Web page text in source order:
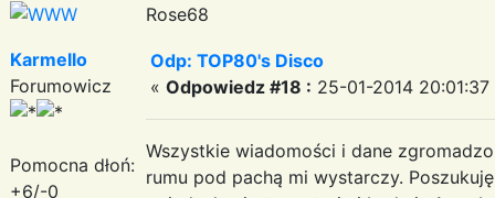
Rose68
Karmello
Forumowicz
Pomocna dłoń:
+6/-0
Odp: TOP80's Disco
« Odpowiedz #18 : 25-01-2014 20:01:37
Wszystkie wiadomości i dane
rumu pod pachą mi wystarczy.